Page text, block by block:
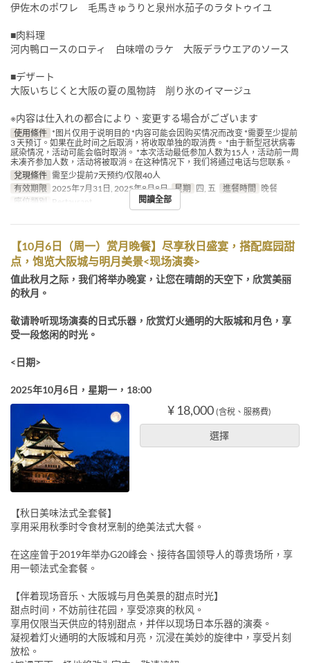
伊佐木のポワレ 毛馬きゅうりと泉州水茄子のラタトゥイユ
■肉料理
河内鴨ロースのロティ 白味噌のラケ 大阪デラウエアのソース
■デザート
大阪いちじくと大阪の夏の風物詩 削り氷のイマージュ
※内容は仕入れの都合により、変更する場合がございます
使用條件 *图片仅用于说明目的 *内容可能会因购买情况而改变 *需要至少提前
3 天预订。如果在此时间之后取消，将收取单独的取消费。 *由于新型冠状病毒
感染情况，活动可能会临时取消。 *本次活动最低参加人数为15人，活动前一周
未凑齐参加人数，活动将被取消。在这种情况下，我们将通过电话与您联系。
兌現條件 需至少提前7天预约/仅限40人
有效期限 2025年7月31日, 2025年8月8日 星期 四, 五 進餐時間 晚餐
座位類別 Restaurant 閱讀全部
【10月6日（周一）赏月晚餐】尽享秋日盛宴，搭配庭园甜
点，饱览大阪城与明月美景<现场演奏>
值此秋月之际，我们将举办晚宴，让您在晴朗的天空下，欣赏美丽
的秋月。
敬请聆听现场演奏的日式乐器，欣赏灯火通明的大阪城和月色，享
受一段悠闲的时光。
<日期>
2025年10月6日，星期一，18:00
¥ 18,000 (含稅、服務費)
選擇
【秋日美味法式全套餐】
享用采用秋季时令食材烹制的绝美法式大餐。
在这座曾于2019年举办G20峰会、接待各国领导人的尊贵场所，享
用一顿法式全套餐。
【伴着现场音乐、大阪城与月色美景的甜点时光】
甜点时间，不妨前往花园，享受凉爽的秋风。
享用仅限当天供应的特别甜点，并伴以现场日本乐器的演奏。
凝视着灯火通明的大阪城和月亮，沉浸在美妙的旋律中，享受片刻
放松。